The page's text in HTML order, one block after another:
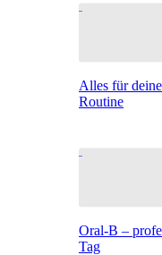
Alles für
Routine
Oral-B –
Tag